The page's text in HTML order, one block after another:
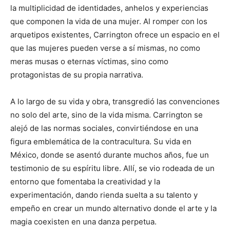
la multiplicidad de identidades, anhelos y experiencias
que componen la vida de una mujer. Al romper con los
arquetipos existentes, Carrington ofrece un espacio en el
que las mujeres pueden verse a sí mismas, no como
meras musas o eternas víctimas, sino como
protagonistas de su propia narrativa.
A lo largo de su vida y obra, transgredió las convenciones
no solo del arte, sino de la vida misma. Carrington se
alejó de las normas sociales, convirtiéndose en una
figura emblemática de la contracultura. Su vida en
México, donde se asentó durante muchos años, fue un
testimonio de su espíritu libre. Allí, se vio rodeada de un
entorno que fomentaba la creatividad y la
experimentación, dando rienda suelta a su talento y
empeño en crear un mundo alternativo donde el arte y la
magia coexisten en una danza perpetua.